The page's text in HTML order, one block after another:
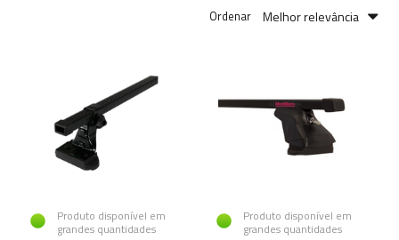
Ordenar Melhor relevância
Produto disponível em
grandes quantidades
Produto disponível em
grandes quantidades